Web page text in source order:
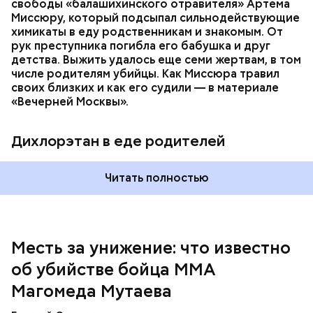
свободы «балашихинского отравителя» Артема
Миссюру, который подсыпал сильнодействующие
химикаты в еду родственникам и знакомым. От
рук преступника погибла его бабушка и друг
детства. Выжить удалось еще семи жертвам, в том
числе родителям убийцы. Как Миссюра травил
своих близких и как его судили — в материале
«Вечерней Москвы».
Дихлорэтан в еде родителей
Читать полностью
Месть за унижение: что известно
об убийстве бойца ММА
Магомеда Мутаева
— Личность подозреваемого установлена,
полицией принимаются меры к задержанию, —
Республике Дагестан.